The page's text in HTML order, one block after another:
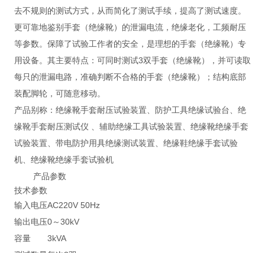
去不规则的测试方式，从而简化了测试手续，提高了测试速度。
更可靠地鉴别手套（绝缘靴）的泄漏电流，绝缘老化，工频耐压
等参数。保障了试验工作者的安全，是理想的手套（绝缘靴）专
用设备。其主要特点：可同时测试3双手套（绝缘靴），并可读取
每只的泄漏电路，准确判断不合格的手套（绝缘靴）；结构底部
装配脚轮，可随意移动。
产品别称：绝缘靴手套耐压试验装置、防护工具绝缘试验台、绝
缘靴手套耐压测试仪 、辅助绝缘工具试验装置、绝缘靴绝缘手套
试验装置、带电防护用具绝缘测试装置、绝缘鞋绝缘手套试验
机、绝缘靴绝缘手套试验机
产品参数
技术参数
输入电压AC220V 50Hz
输出电压0～30kV
容量
3kVA